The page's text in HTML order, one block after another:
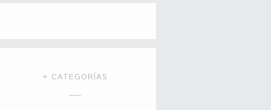
+ CATEGORÍAS